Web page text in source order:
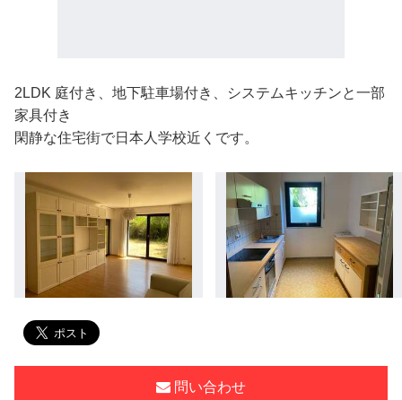
2LDK 庭付き、地下駐車場付き、システムキッチンと一部
家具付き
閑静な住宅街で日本人学校近くです。
問い合わせ